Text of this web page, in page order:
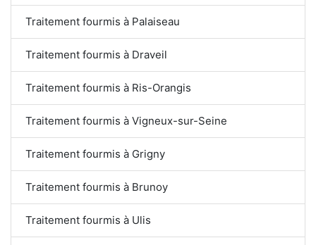
Traitement fourmis à Palaiseau
Traitement fourmis à Draveil
Traitement fourmis à Ris-Orangis
Traitement fourmis à Vigneux-sur-Seine
Traitement fourmis à Grigny
Traitement fourmis à Brunoy
Traitement fourmis à Ulis